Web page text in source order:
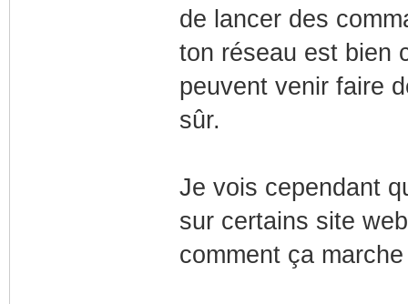
de lancer des
ton réseau est bien
peuvent venir faire
sûr.
Je vois cependant
sur certains site
comment ça